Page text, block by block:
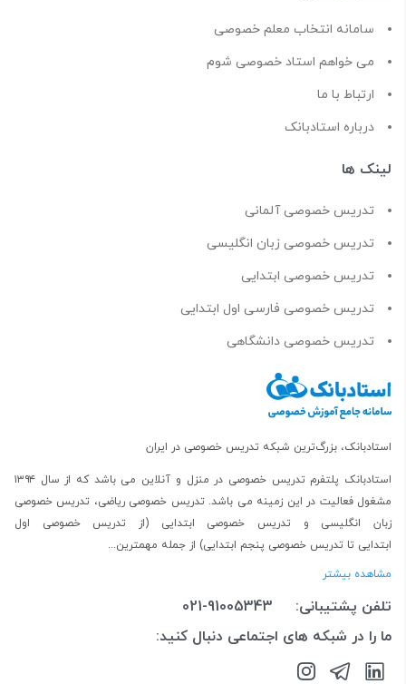
سامانه انتخاب معلم خصوصی
می خواهم استاد خصوصی شوم
ارتباط با ما
درباره استادبانک
لینک ها
تدریس خصوصی آلمانی
تدریس خصوصی زبان انگلیسی
تدریس خصوصی ابتدایی
تدریس خصوصی فارسی اول ابتدایی
تدریس خصوصی دانشگاهی
استادبانک، بزرگ‌ترین شبکه تدریس خصوصی در ایران
استادبانک پلتفرم تدریس خصوصی در منزل و آنلاین
می باشد که از سال ۱۳۹۴
مشغول فعالیت در این زمینه می باشد.تدریس خصوصی ریاضی، تدریس خصوصی
زبان انگلیسی و تدریس خصوصی ابتدایی (از
تدریس خصوصی اول
ابتدایی تا تدریس خصوصی پنجم ابتدایی) از جمله مهمترین...
مشاهده بیشتر
تلفن پشتیبانی:
021-91005343
ما را در شبکه های اجتماعی دنبال کنید: